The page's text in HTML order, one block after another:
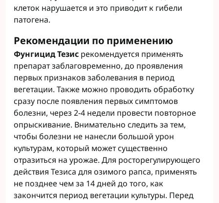
клеток нарушается и это приводит к гибели
патогена.
Рекомендации по применению
Фунгицид Тезис рекомендуется применять
препарат заблаговременно, до проявления
первых признаков заболевания в период
вегетации. Также можно проводить обработку
сразу после появления первых симптомов
болезни, через 2-4 недели провести повторное
опрыскивание. Внимательно следить за тем,
чтобы болезни не нанесли большой урон
культурам, который может существенно
отразиться на урожае. Для росторегулирующего
действия Тезиса для озимого рапса, применять
не позднее чем за 14 дней до того, как
закончится период вегетации культуры. Перед